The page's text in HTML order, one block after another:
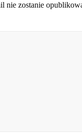
nie zostanie